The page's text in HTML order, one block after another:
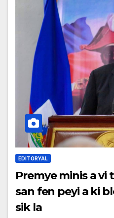
EDITORYAL
Premye minis a vi
san fen peyi a ki
sik la